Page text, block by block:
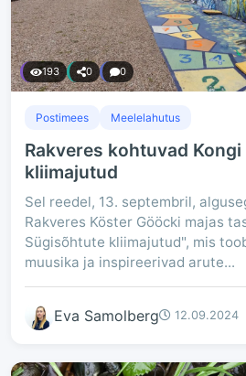
193 0 0
Postimees Meelelahutus
Rakveres kohtuvad
kliimajutud
Sel reedel, 13. septembril,
Rakveres Köster Gööcki majas
Sügisõhtute kliimajutud", mis
muusika ja inspireerivad arute...
Eva Samolberg 12.09.2024